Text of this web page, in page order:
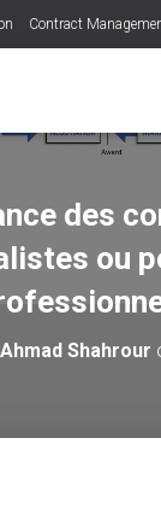
Contract
Contracts
des
ou
Ahmad Shahrour